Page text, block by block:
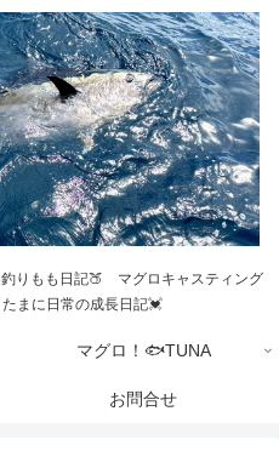
りもも日記🍑 マグロキャスティング
まに日常の成長日記💓
マグロ！🐟TUNA
お問合せ